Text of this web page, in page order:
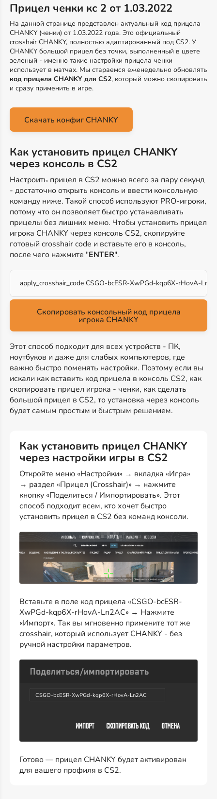
Прицел ченки кс 2 от 1.03.2022
На данной странице представлен актуальный код прицела
CHANKY (ченки) от 1.03.2022 года. Это официальный
crosshair CHANKY, полностью адаптированный под CS2. У
CHANKY большой прицел без точки, выполненный в цвете
зеленый - именно такие настройки прицела ченки
использует в матчах. Мы стараемся еженедельно обновлять
код прицела CHANKY для CS2, который можно скопировать
и сразу применить в игре.
Скачать конфиг CHANKY
Как установить прицел CHANKY
через консоль в CS2
Настроить прицел в CS2 можно всего за пару секунд
- достаточно открыть консоль и ввести консольную
команду ниже. Такой способ используют PRO-игроки,
потому что он позволяет быстро устанавливать
прицелы без лишних меню. Чтобы установить прицел
игрока CHANKY через консоль CS2, скопируйте
готовый crosshair code и вставьте его в консоль,
после чего нажмите "ENTER".
apply_crosshair_code CSGO-bcESR-XwPGd-kqp6X-rHovA-
Скопировать консольный код прицела
игрока CHANKY
Этот способ подходит для всех устройств - ПК,
ноутбуков и даже для слабых компьютеров, где
важно быстро поменять настройки. Поэтому если вы
искали как вставить код прицела в консоль CS2, как
скопировать прицел игрока - ченки, как сделать
большой прицел в CS2, то установка через консоль
будет самым простым и быстрым решением.
Как установить прицел CHANKY
через настройки игры в CS2
Откройте меню «Настройки» → вкладка «Игра»
→ раздел «Прицел (Crosshair)» → нажмите
кнопку «Поделиться / Импортировать». Этот
способ подходит всем, кто хочет быстро
установить прицел в CS2 без команд консоли.
Вставьте в поле код прицела «CSGO-bcESR-
XwPGd-kqp6X-rHovA-Ln2AC» → Нажмите
«Импорт». Так вы мгновенно примените тот же
crosshair, который использует CHANKY - без
ручной настройки параметров.
CSGO-bcESR-XwPGd-kqp6X-rHovA-Ln2AC
Готово — прицел CHANKY будет активирован
для вашего профиля в CS2.